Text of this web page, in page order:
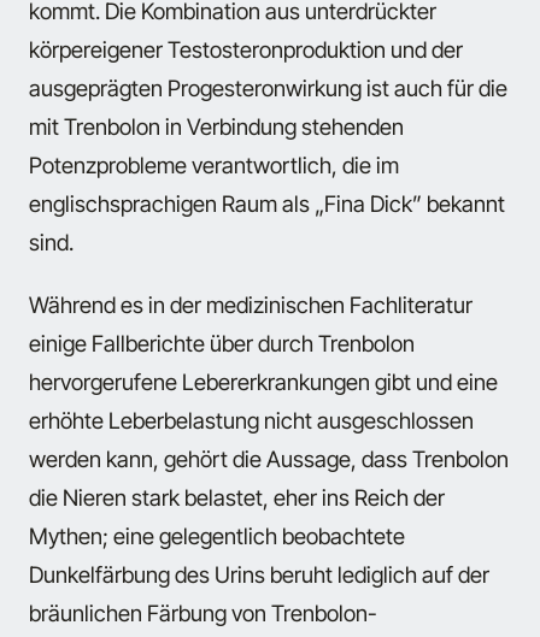
kommt. Die Kombination aus unterdrückter
körpereigener Testosteronproduktion und der
ausgeprägten Progesteronwirkung ist auch für die
mit Trenbolon in Verbindung stehenden
Potenzprobleme verantwortlich, die im
englischsprachigen Raum als „Fina Dick” bekannt
sind.
Während es in der medizinischen Fachliteratur
einige Fallberichte über durch Trenbolon
hervorgerufene Lebererkrankungen gibt und eine
erhöhte Leberbelastung nicht ausgeschlossen
werden kann, gehört die Aussage, dass Trenbolon
die Nieren stark belastet, eher ins Reich der
Mythen; eine gelegentlich beobachtete
Dunkelfärbung des Urins beruht lediglich auf der
bräunlichen Färbung von Trenbolon-